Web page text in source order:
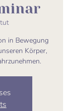
in Bewegung
Körper,